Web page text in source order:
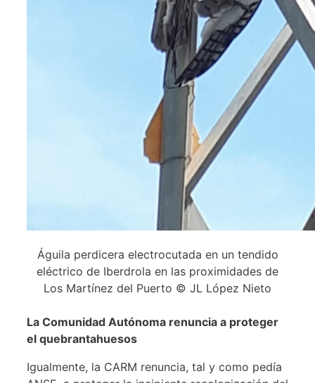
Águila perdicera electrocutada en un tendido
eléctrico de Iberdrola en las proximidades de
Los Martínez del Puerto © JL López Nieto
La Comunidad Autónoma renuncia a proteger
el quebrantahuesos
Igualmente, la CARM renuncia, tal y como pedía